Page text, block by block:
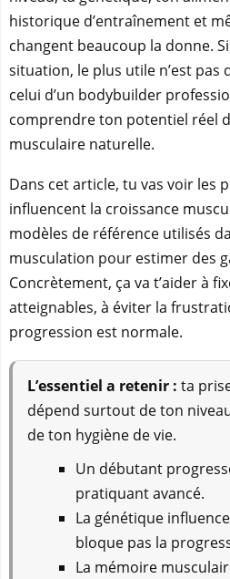
historique d’entraînement et
changent beaucoup la donne.
situation, le plus utile n’est
celui d’un bodybuilder
comprendre ton potentiel réel
musculaire naturelle.
Dans cet article, tu vas voir les
influencent la croissance
modèles de référence utilisés
musculation pour estimer des
Concrètement, ça va t’aider à
atteignables, à éviter la
progression est normale.
L’essentiel a retenir : ta
dépend surtout de ton
de ton hygiène de vie.
Un débutant
pratiquant avancé.
La génétique
bloque pas la
La mémoire